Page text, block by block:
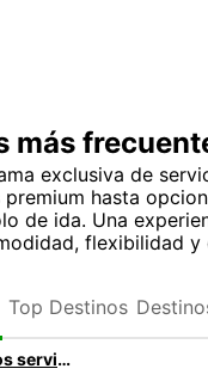
más
exclusiva de
hasta
de ida. Una
flexibilidad y
Destinos
Descubre todos los servicios y productos de alquiler de coches disponibles en Europcar